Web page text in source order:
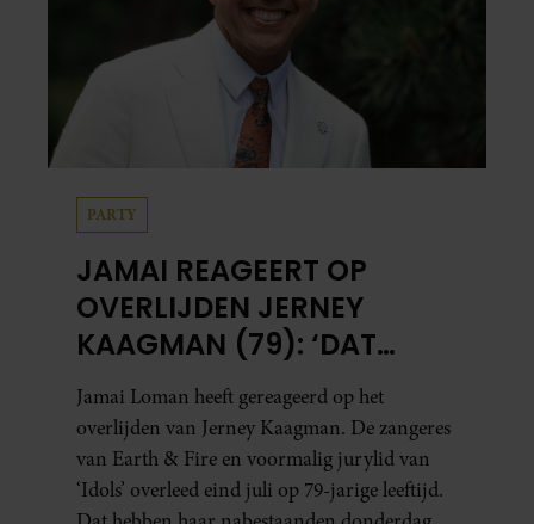
PARTY
JAMAI REAGEERT OP
OVERLIJDEN JERNEY
KAAGMAN (79): ‘DAT
VERTROUWEN ZAL IK
NOOIT VERGETEN’
Jamai Loman heeft gereageerd op het
overlijden van Jerney Kaagman. De zangeres
van Earth & Fire en voormalig jurylid van
‘Idols’ overleed eind juli op 79-jarige leeftijd.